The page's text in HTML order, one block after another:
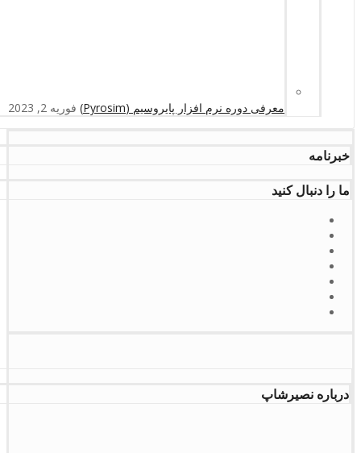
معرفی دوره نرم افزار پایروسیم (Pyrosim) فوریه 2, 2023
خبرنامه
ما را دنبال کنید
درباره نصیرشاپ